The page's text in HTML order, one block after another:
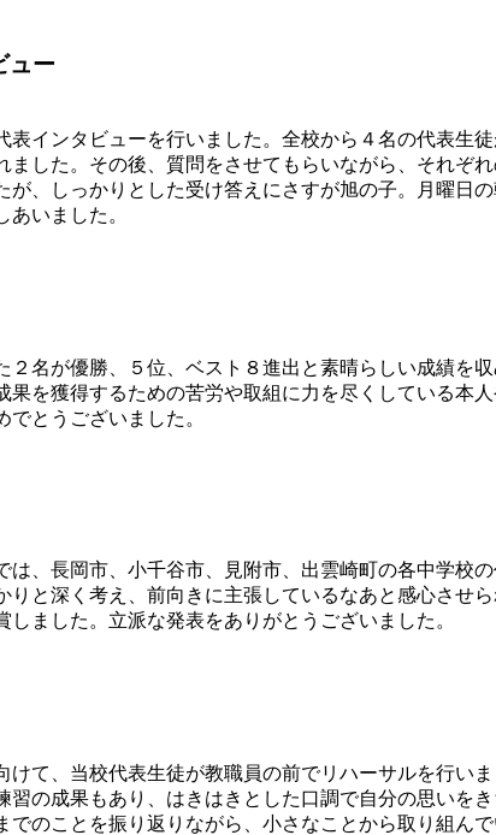
ュー
インタビューを行いました。全校から４名の代表生
した。その後、質問をさせてもらいながら、それぞ
、しっかりとした受け答えにさすが旭の子。月曜日
いました。
名が優勝、５位、ベスト８進出と素晴らしい成績を
を獲得するための苦労や取組に力を尽くしている本
とうございました。
、長岡市、小千谷市、見附市、出雲崎町の各中学校
と深く考え、前向きに主張しているなあと感心させ
ました。立派な発表をありがとうございました。
て、当校代表生徒が教職員の前でリハーサルを行い
の成果もあり、はきはきとした口調で自分の思いを
のことを振り返りながら、小さなことから取り組ん